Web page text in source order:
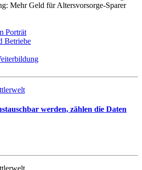
Mehr Geld für Altersvorsorge-Sparer
Porträt
Betriebe
werden, zählen die Daten